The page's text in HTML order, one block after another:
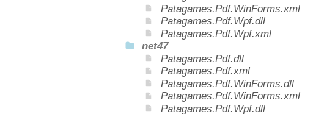
Patagames.Pdf.WinForms.xml
Patagames.Pdf.Wpf.dll
Patagames.Pdf.Wpf.xml
net47
Patagames.Pdf.dll
Patagames.Pdf.xml
Patagames.Pdf.WinForms.dll
Patagames.Pdf.WinForms.xml
Patagames.Pdf.Wpf.dll